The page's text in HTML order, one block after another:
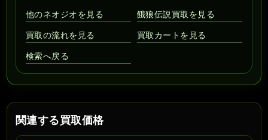
他のネオジオを見る
餓狼伝説買取を見る
買取の流れを見る 買取カートを見る
検索へ戻る
関連する買取価格